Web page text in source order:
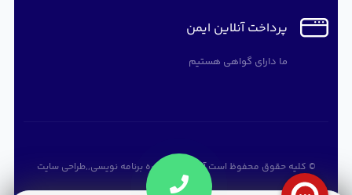
پرداخت آنلاین ایمن
ما دارای گواهی هستیم
© کلیه حقوق محفوظ استآرته سافت دوره برنامه نویسی,,طراحی سایت